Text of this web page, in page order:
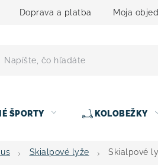
Doprava a platba Moja
ŠPORTY KOLOBEŽKY
Skialpové lyže Skialpové